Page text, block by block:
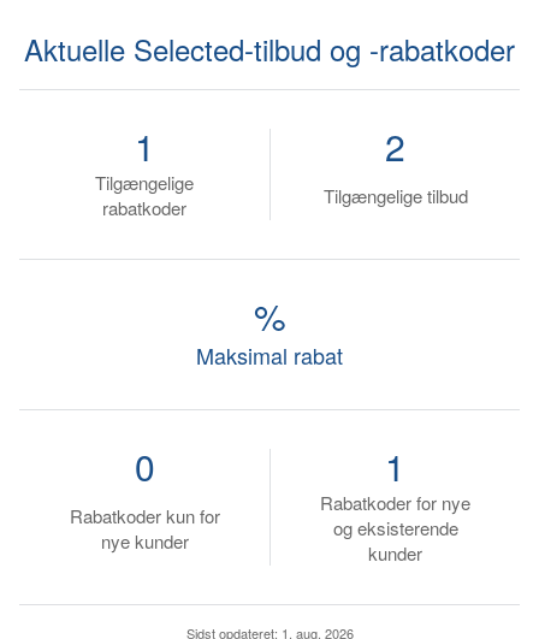
Aktuelle Selected-tilbud og -rabatkoder
Tilgængelige
rabatkoder
1
Tilgængelige tilbud
2
Maksimal rabat
%
Rabatkoder kun for
nye kunder
0
Rabatkoder for nye
og eksisterende
kunder
1
Sidst opdateret: 1. aug. 2026